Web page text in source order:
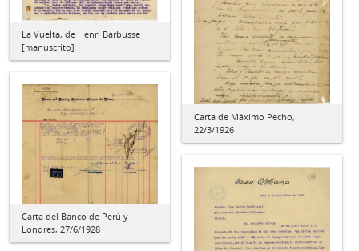
La Vuelta, de Henri Barbusse
[manuscrito]
Carta de Máximo Pecho,
22/3/1926
Carta del Banco de Perú y
Londres, 27/6/1928